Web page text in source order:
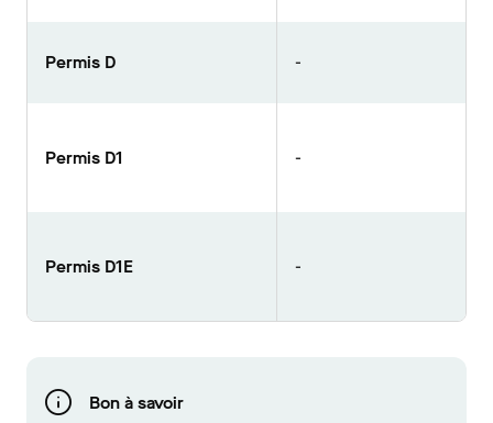
Permis D -
Permis D1 -
Permis D1E -
Bon à savoir